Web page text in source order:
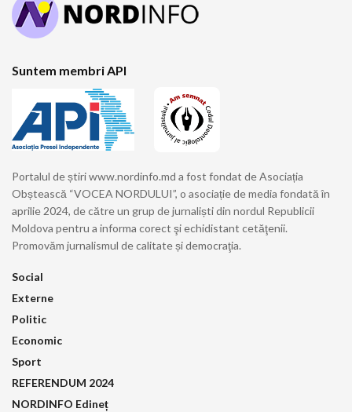
Suntem membri API
Portalul de știri www.nordinfo.md a fost fondat de Asociația
Obștească “VOCEA NORDULUI”, o asociație de media fondată în
aprilie 2024, de către un grup de jurnaliști din nordul Republicii
Moldova pentru a informa corect şi echidistant cetăţenii.
Promovăm jurnalismul de calitate și democraţia.
Social
Externe
Politic
Economic
Sport
REFERENDUM 2024
NORDINFO Edineț